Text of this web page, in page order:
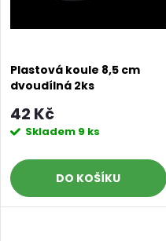
p
r
o
d
u
s
p
r
o
d
u
Plastová koule 8,5 cm
dvoudílná 2ks
42 Kč
Skladem 9 ks
DO KOŠÍKU